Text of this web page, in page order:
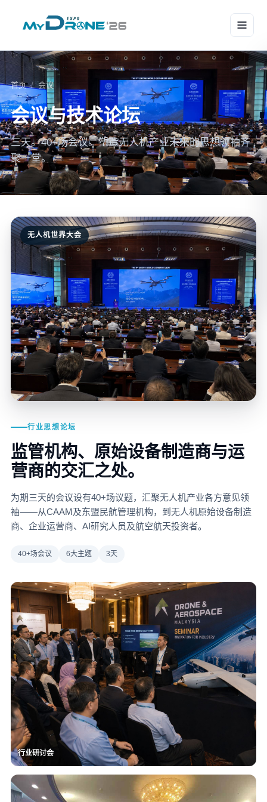
首页 / 会议
会议与技术论坛
三天。40+场会议。塑造无人机产业未来的思想领袖齐
聚一堂。
无人机世界大会
行业思想论坛
监管机构、原始设备制造商与运
营商的交汇之处。
为期三天的会议设有40+场议题，汇聚无人机产业各方意见领
袖——从CAAM及东盟民航管理机构，到无人机原始设备制造
商、企业运营商、AI研究人员及航空航天投资者。
40+场会议 6大主题 3天
行业研讨会